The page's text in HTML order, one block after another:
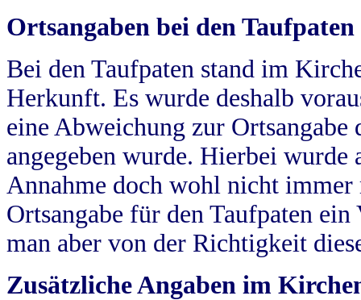
Ortsangaben bei den Taufpaten
Bei den Taufpaten stand im
Herkunft. Es wurde deshalb
eine Abweichung zur
angegeben wurde. Hierbei wurde
Annahme doch wohl nicht
Ortsangabe für den Taufpaten
man aber von der Richtigkeit
Zusätzliche Angaben im